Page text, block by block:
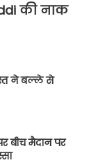
की नाक
ने बल्ले से
बीच मैदान पर